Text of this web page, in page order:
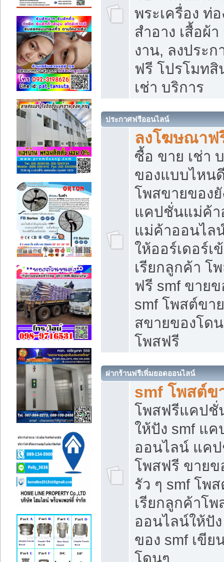
พระเครื่อง ท่อ
สำอาง เสื้อผ้
งาน, ลงประ
ฟรี โปรโมท
เช่า บริการ
ประกาศฟรีออนไลน์
ลงโฆษณาฟ
ซื้อ ขาย เช่า
ของแบบไหน
โพสขายของยั
แคปชั่นแม่ค้
แม่ค้าออนไล
ให้ออร์เดอร์เ
เรียกลูกค้า โ
ฟรี smf ขาย
smf โพสต์ขา
สขายของโด
โพสฟรี
ฝากร้านฟรีเพิ่มยอดออนไลน์
smf โพสต์ข
โพสฟรีแคปชั่
ให้ปัง smf แ
ออนไลน์ แค
โพสฟรี ขายข
รัว ๆ smf โพ
เรียกลูกค้าโ
ออนไลน์ให้ปั
ของ smf เขี
โดนๆ